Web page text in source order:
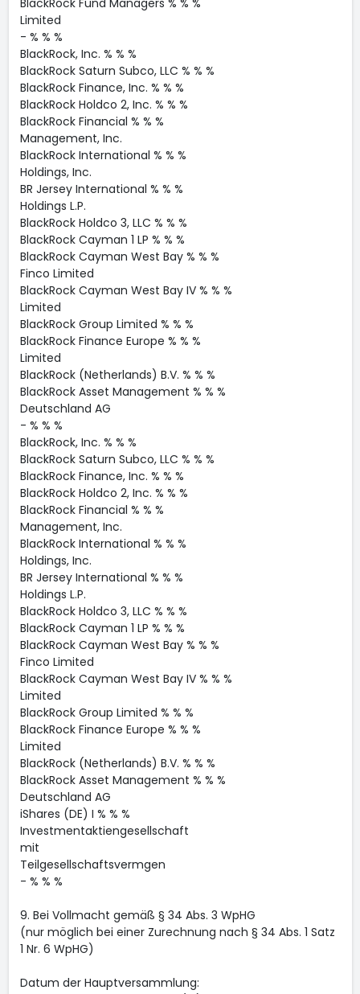
BlackRock Fund Managers % % %
Limited
- % % %
BlackRock, Inc. % % %
BlackRock Saturn Subco, LLC % % %
BlackRock Finance, Inc. % % %
BlackRock Holdco 2, Inc. % % %
BlackRock Financial % % %
Management, Inc.
BlackRock International % % %
Holdings, Inc.
BR Jersey International % % %
Holdings L.P.
BlackRock Holdco 3, LLC % % %
BlackRock Cayman 1 LP % % %
BlackRock Cayman West Bay % % %
Finco Limited
BlackRock Cayman West Bay IV % % %
Limited
BlackRock Group Limited % % %
BlackRock Finance Europe % % %
Limited
BlackRock (Netherlands) B.V. % % %
BlackRock Asset Management % % %
Deutschland AG
- % % %
BlackRock, Inc. % % %
BlackRock Saturn Subco, LLC % % %
BlackRock Finance, Inc. % % %
BlackRock Holdco 2, Inc. % % %
BlackRock Financial % % %
Management, Inc.
BlackRock International % % %
Holdings, Inc.
BR Jersey International % % %
Holdings L.P.
BlackRock Holdco 3, LLC % % %
BlackRock Cayman 1 LP % % %
BlackRock Cayman West Bay % % %
Finco Limited
BlackRock Cayman West Bay IV % % %
Limited
BlackRock Group Limited % % %
BlackRock Finance Europe % % %
Limited
BlackRock (Netherlands) B.V. % % %
BlackRock Asset Management % % %
Deutschland AG
iShares (DE) I % % %
Investmentaktiengesellschaft
mit
Teilgesellschaftsvermgen
- % % %
9. Bei Vollmacht gemäß § 34 Abs. 3 WpHG
(nur möglich bei einer Zurechnung nach § 34 Abs. 1 Satz
1 Nr. 6 WpHG)
Datum der Hauptversammlung: